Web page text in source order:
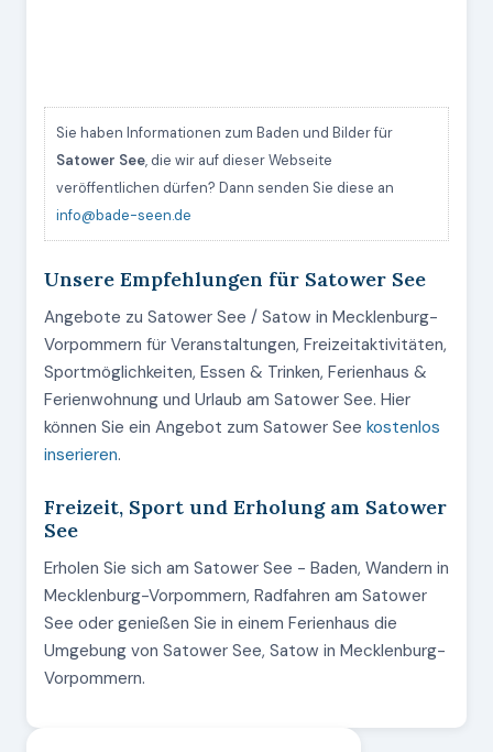
Sie haben Informationen zum Baden und Bilder für
Satower See, die wir auf dieser Webseite
veröffentlichen dürfen? Dann senden Sie diese an
info@bade-seen.de
Unsere Empfehlungen für Satower See
Angebote zu Satower See / Satow in Mecklenburg-
Vorpommern für Veranstaltungen, Freizeitaktivitäten,
Sportmöglichkeiten, Essen & Trinken, Ferienhaus &
Ferienwohnung und Urlaub am Satower See. Hier
können Sie ein Angebot zum Satower See kostenlos
inserieren.
Freizeit, Sport und Erholung am Satower
See
Erholen Sie sich am Satower See - Baden, Wandern in
Mecklenburg-Vorpommern, Radfahren am Satower
See oder genießen Sie in einem Ferienhaus die
Umgebung von Satower See, Satow in Mecklenburg-
Vorpommern.